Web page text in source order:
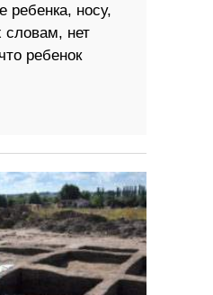
ребенка, носу,
словам, нет
ребенок